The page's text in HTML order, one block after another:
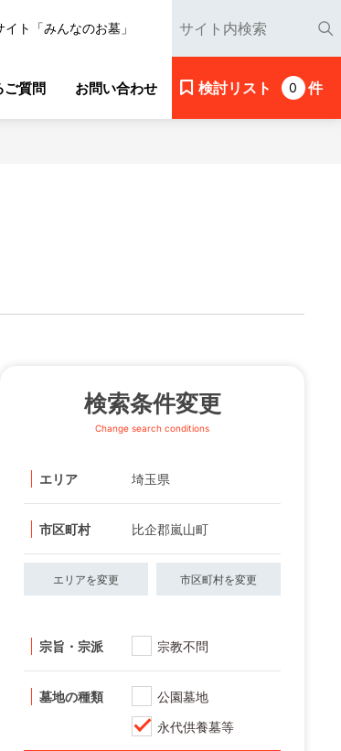
ト「みんなのお墓」
ご質問 お問い合わせ 検討リスト 0 件
検索条件変更
Change search conditions
エリア 埼玉県
市区町村 比企郡嵐山町
エリアを変更 市区町村を変更
宗旨・宗派 宗教不問
墓地の種類
公園墓地
永代供養墓等